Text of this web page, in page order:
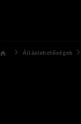
Álláslehetőségek